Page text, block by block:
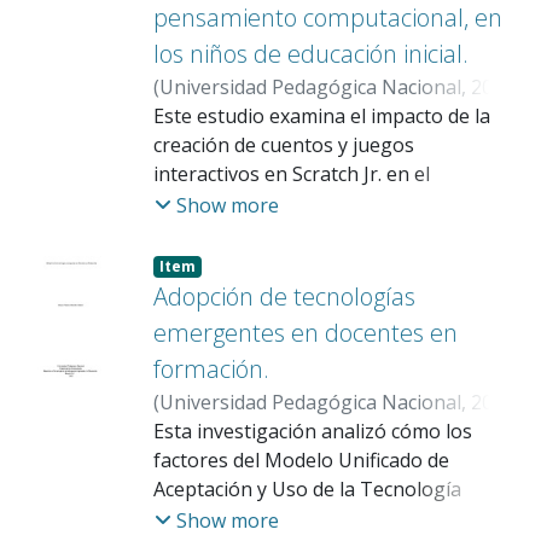
mayor duración y muestras mucho más
amplias, para demostrar los cambios
más relevantes.
necesidad de trascender el simple acceso
a herramientas tecnológicas en el aula,
proponiendo un diseño instruccional
basado en el andamiaje cognitivo
progresivo, micro-retos con
retroalimentación inmediata y el modelo
de ejemplo-práctica-aplicación.
pensamiento computacional, en
los niños de educación inicial.
(Universidad Pedagógica Nacional, 2025
Soler Correa, Jeison Isidro;Macias Mora,
David
Este estudio examina el impacto de la
creación de cuentos y juegos
interactivos en Scratch Jr. en el
desarrollo del pensamiento
educación inicial del Colegio Nueva
Candelaria de Bogotá. La investigación
aborda la ausencia de contenidos
curriculares en tecnología e informática
en los primeros grados y la escasa
existencia de estudios comparativos
entre narraciones digitales y juegos
interactivos en un entorno virtual
común. Se emplea un diseño mixto
embebido cuasiexperimental con pretest
Show more
Item
Adopción de tecnologías
emergentes en docentes en
formación.
(Universidad Pedagógica Nacional, 2025
Morales Gómez, Jessica Tatiana ;Ibáñez
Ibáñez, Jaime
Esta investigación analizó cómo los
factores del Modelo Unificado de
Aceptación y Uso de la Tecnología
(Unified Theory of Acceptance and Use
Show more